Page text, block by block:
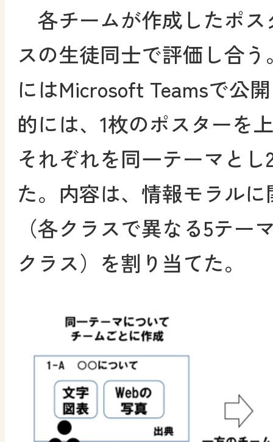
各チームが作成したポス
スの生徒同士で評価し合
にはMicrosoft Teamsで公
的には、1枚のポスターを
それぞれを同一テーマと
た。内容は、情報モラル
（各クラスで異なる5テー
クラス）を割り当てた。